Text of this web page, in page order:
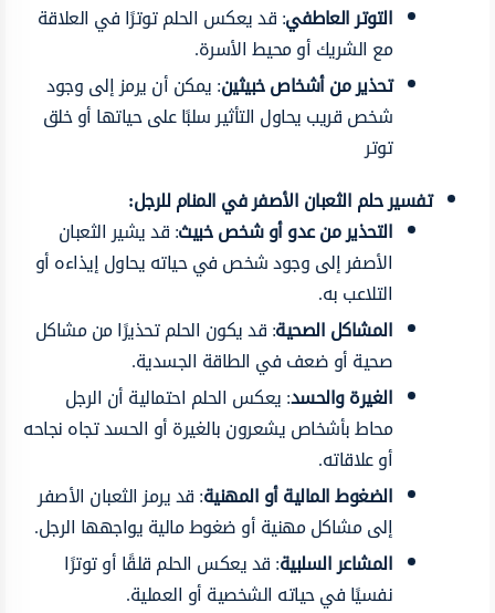
التوتر العاطفي: قد يعكس الحلم توترًا في العلاقة
مع الشريك أو محيط الأسرة.
تحذير من أشخاص خبيثين: يمكن أن يرمز إلى وجود
شخص قريب يحاول التأثير سلبًا على حياتها أو خلق
توتر
تفسير حلم الثعبان الأصفر في المنام للرجل:
التحذير من عدو أو شخص خبيث: قد يشير الثعبان
الأصفر إلى وجود شخص في حياته يحاول إيذاءه أو
التلاعب به.
المشاكل الصحية: قد يكون الحلم تحذيرًا من مشاكل
صحية أو ضعف في الطاقة الجسدية.
الغيرة والحسد: يعكس الحلم احتمالية أن الرجل
محاط بأشخاص يشعرون بالغيرة أو الحسد تجاه نجاحه
أو علاقاته.
الضغوط المالية أو المهنية: قد يرمز الثعبان الأصفر
إلى مشاكل مهنية أو ضغوط مالية يواجهها الرجل.
المشاعر السلبية: قد يعكس الحلم قلقًا أو توترًا
نفسيًا في حياته الشخصية أو العملية.